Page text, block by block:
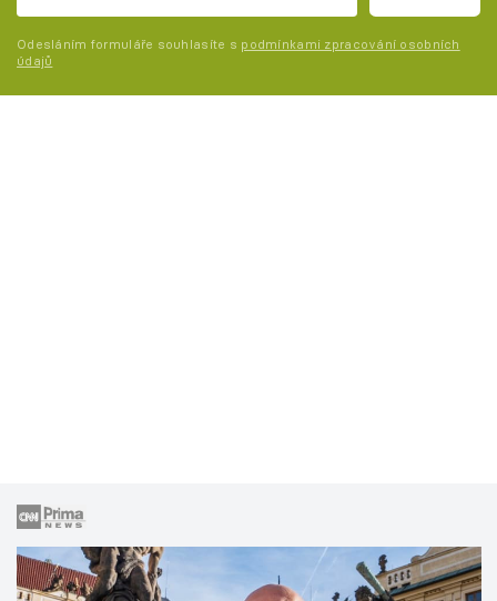
Odesláním formuláře souhlasíte s podmínkami zpracování osobních
údajů